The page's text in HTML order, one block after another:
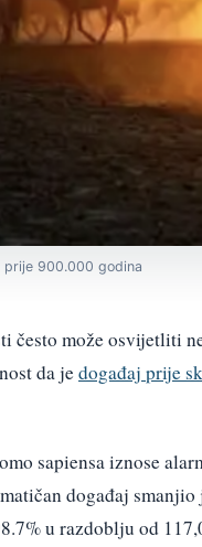
900.000 godina
često može osvijetliti
da jedogađaj prije
sapiensa iznose
događaj
u razdoblju od